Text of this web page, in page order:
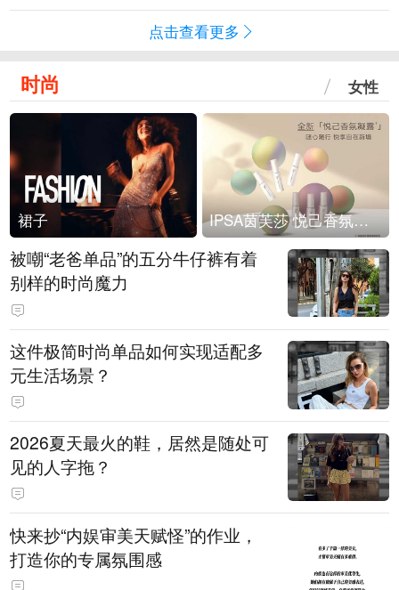
点击查看更多
时尚 女性
裙子 IPSA茵芙莎 悦己香氛凝露上市
被嘲“老爸单品”的五分牛仔裤有着
别样的时尚魔力
这件极简时尚单品如何实现适配多
元生活场景？
2026夏天最火的鞋，居然是随处可
见的人字拖？
快来抄“内娱审美天赋怪”的作业，
打造你的专属氛围感